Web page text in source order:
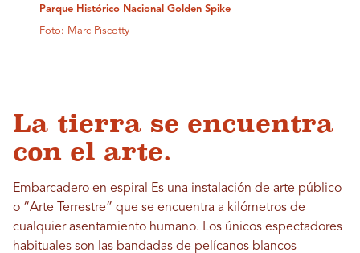
Parque Histórico Nacional Golden Spike
Foto: Marc Piscotty
La tierra se encuentra
con el arte.
Embarcadero en espiral Es una instalación de arte público
o “Arte Terrestre” que se encuentra a kilómetros de
cualquier asentamiento humano. Los únicos espectadores
habituales son las bandadas de pelícanos blancos